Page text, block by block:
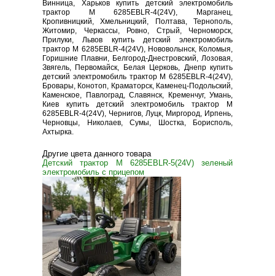
Винница, Харьков купить детский электромобиль
трактор M 6285EBLR-4(24V), Марганец,
Кропивницкий, Хмельницкий, Полтава, Тернополь,
Житомир, Черкассы, Ровно, Стрый, Черноморск,
Прилуки, Львов купить детский электромобиль
трактор M 6285EBLR-4(24V), Нововолынск, Коломыя,
Горишние Плавни, Белгород-Днестровский, Лозовая,
Звягель, Первомайск, Белая Церковь, Днепр купить
детский электромобиль трактор M 6285EBLR-4(24V),
Бровары, Конотоп, Краматорск, Каменец-Подольский,
Каменское, Павлоград, Славянск, Кременчуг, Умань,
Киев купить детский электромобиль трактор M
6285EBLR-4(24V), Чернигов, Луцк, Миргород, Ирпень,
Черновцы, Николаев, Сумы, Шостка, Борисполь,
Ахтырка.
Другие цвета данного товара
Детский трактор M 6285EBLR-5(24V) зеленый
электромобиль с прицепом